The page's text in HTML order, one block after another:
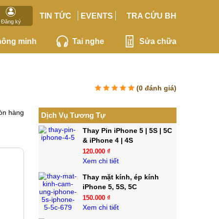
Đăng ký
TIN TỨC EVENTS TRA CỨU BH
minh Tai nghe Sửa chữa
(0 đánh giá)
hàng Dịch Vụ Tương Tự
Thay Pin iPhone 5 | 5S | 5C
& iPhone 4 | 4S
120.000 ₫
Xem chi tiết
Thay mặt kính, ép kính
iPhone 5, 5S, 5C
150.000 ₫
Xem chi tiết